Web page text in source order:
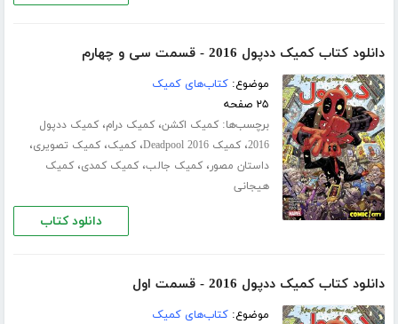
دانلود کتاب کمیک ددپول 2016 - قسمت سی‌ و چهارم
موضوع:کتاب‌های کمیک
۲۵ صفحه
برچسب‌ها:کمیک اکشن،کمیک درام،کمیک ددپول
2016،کمیک Deadpool 2016 ،کمیک،کمیک تصویری،
داستان مصور،کمیک جالب،کمیک کمدی،کمیک
هیجانی
دانلود کتاب
دانلود کتاب کمیک ددپول 2016 - قسمت اول
موضوع:کتاب‌های کمیک